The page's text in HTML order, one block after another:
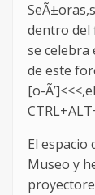
dentro del
se celebra
de este
[o-
El
Museo y